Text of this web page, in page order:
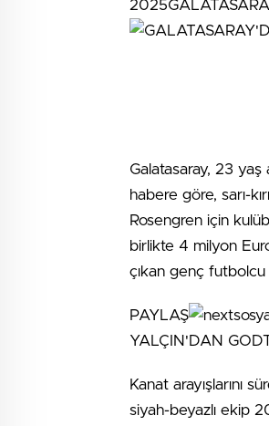
Galatasaray, 23 yaş
habere göre, sarı-
Rosengren için
birlikte 4 milyon
çıkan genç
PAYLAŞ
YALÇIN'DAN
Kanat arayışlarını
siyah-beyazlı ekip